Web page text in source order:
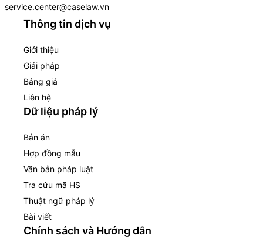
service.center@caselaw.vn
Thông tin dịch vụ
Giới thiệu
Giải pháp
Bảng giá
Liên hệ
Dữ liệu pháp lý
Bản án
Hợp đồng mẫu
Văn bản pháp luật
Tra cứu mã HS
Thuật ngữ pháp lý
Bài viết
Chính sách và Hướng dẫn